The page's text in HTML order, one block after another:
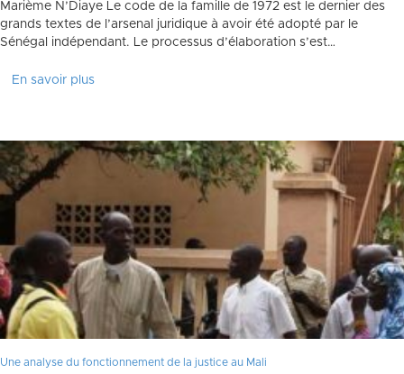
Marième N’Diaye Le code de la famille de 1972 est le dernier des
grands textes de l’arsenal juridique à avoir été adopté par le
Sénégal indépendant. Le processus d’élaboration s’est…
En savoir plus
Une analyse du fonctionnement de la justice au Mali